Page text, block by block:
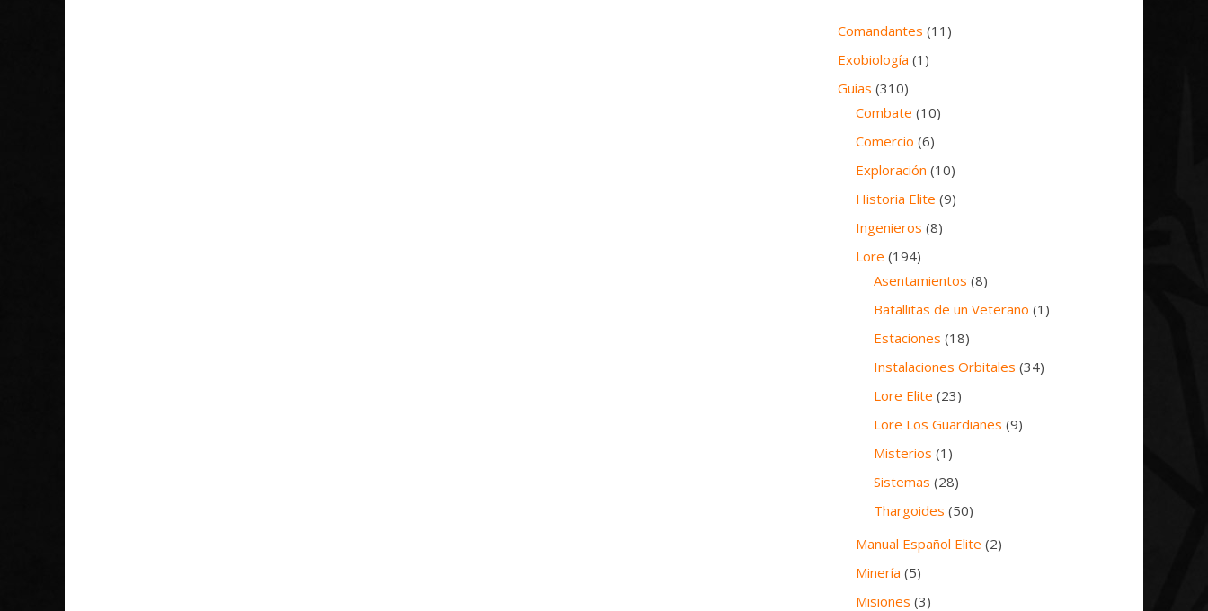
Comandantes (11)
Exobiología (1)
Guías (310)
Combate (10)
Comercio (6)
Exploración (10)
Historia Elite (9)
Ingenieros (8)
Lore (194)
Asentamientos (8)
Batallitas de un Veterano (1)
Estaciones (18)
Instalaciones Orbitales (34)
Lore Elite (23)
Lore Los Guardianes (9)
Misterios (1)
Sistemas (28)
Thargoides (50)
Manual Español Elite (2)
Minería (5)
Misiones (3)